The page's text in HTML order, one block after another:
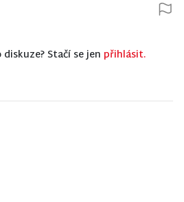
Stačí se jen přihlásit.